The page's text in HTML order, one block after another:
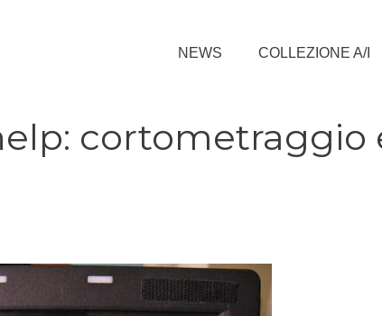
NEWS COLLEZIONE A/I
cortometraggio